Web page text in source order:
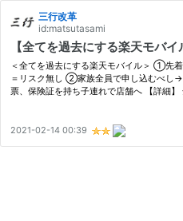
三行改革
id:matsutasami
【全てを過去にする楽天モバイ
＜全てを過去にする楽天モバイル＞ ①先
＝リスク無し ②家族全員で申し込むべし
票、保険証を持ち子連れで店舗へ 【詳細】
ルでは無…
2021-02-14 00:39